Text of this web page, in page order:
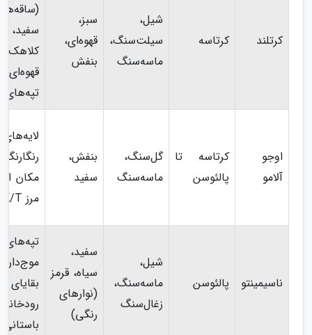
کرتلند کرتاسه
شیل،
سیلت‌سنگ،
ماسه‌سنگ
سبز،
قهوه‌ای،
بنفش
سفید،
قهوه‌ای)،
تپه‌های
اوجو
آلامو
کرتاسه تا
پالئوسن
گل‌سنگ،
ماسه‌سنگ
بنفش،
سفید
لایه‌های
رنگارنگ،
مکان
مرز K/T
ناسیمینتو پالئوسن
شیل،
ماسه‌سنگ،
زغال‌سنگ
سفید،
سیاه، قرمز
(نوارهای
رنگی)
تپه‌های
موج‌دار،
بقایای
باستانی